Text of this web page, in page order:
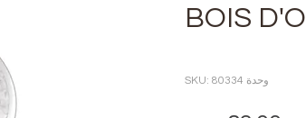
BOIS
Rating is 5.0
وحدة SKU: 80334